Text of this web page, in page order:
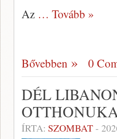
Az … Tovább »
Bővebben 0
DÉL
ÍRTA: SZOMBAT-